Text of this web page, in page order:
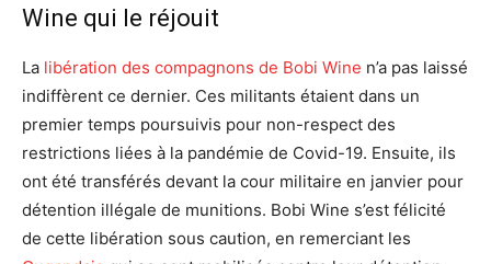
Wine qui le réjouit
La libération des compagnons de Bobi Wine n’a pas laissé
indiffèrent ce dernier. Ces militants étaient dans un
premier temps poursuivis pour non-respect des
restrictions liées à la pandémie de Covid-19. Ensuite, ils
ont été transférés devant la cour militaire en janvier pour
détention illégale de munitions. Bobi Wine s’est félicité
de cette libération sous caution, en remerciant les